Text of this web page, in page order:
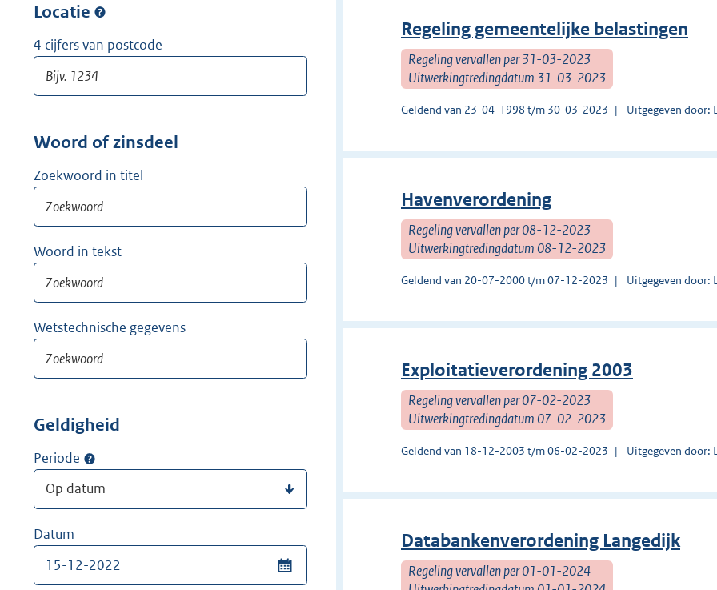
j
d
i
Locatie
4 cijfers van postcode
Woord of zinsdeel
Zoekwoord in titel
Woord in tekst
Wetstechnische gegevens
Geldigheid
Periode
Datum
Regeling gemeentelijke belastingen
Regeling vervallen per 31-03-2023
Uitwerkingtredingdatum 31-03-2023
Geldend van 23-04-1998 t/m 30-03-2023 Uitgegeven door:
Havenverordening
Regeling vervallen per 08-12-2023
Uitwerkingtredingdatum 08-12-2023
Geldend van 20-07-2000 t/m 07-12-2023 Uitgegeven door:
Exploitatieverordening 2003
Regeling vervallen per 07-02-2023
Uitwerkingtredingdatum 07-02-2023
Geldend van 18-12-2003 t/m 06-02-2023 Uitgegeven door:
Databankenverordening Langedijk
Regeling vervallen per 01-01-2024